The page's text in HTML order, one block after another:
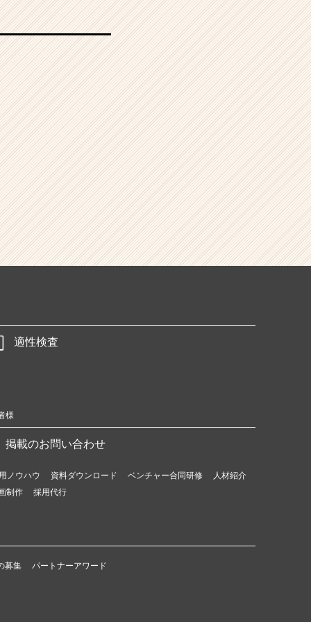
適性検査
様
掲載のお問い合わせ
ノウハウ 資料ダウンロード ベンチャー合同研修
人材紹介
制作
採用代行
募集 パートナーアワード